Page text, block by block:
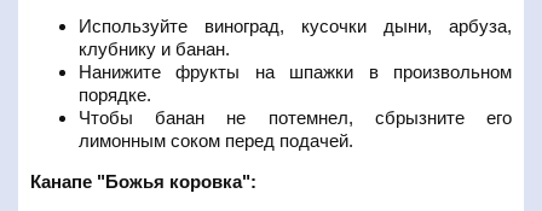
Используйте виноград, кусочки дыни, арбуза,
клубнику и банан.
Нанижите фрукты на шпажки в произвольном
порядке.
Чтобы банан не потемнел, сбрызните его
лимонным соком перед подачей.
Канапе "Божья коровка":